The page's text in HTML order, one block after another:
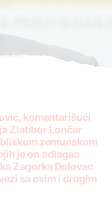
komentarišući
Zlatibor Lončar
zemunskom
je on odlagao
Zagorka Dolovac
sa ovim i drugim